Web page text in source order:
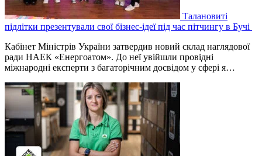
Талановиті
підлітки презентували свої бізнес-ідеї під час пітчингу в Бучі
Кабінет Міністрів України затвердив новий склад наглядової
ради НАЕК «Енергоатом». До неї увійшли провідні
міжнародні експерти з багаторічним досвідом у сфері я…